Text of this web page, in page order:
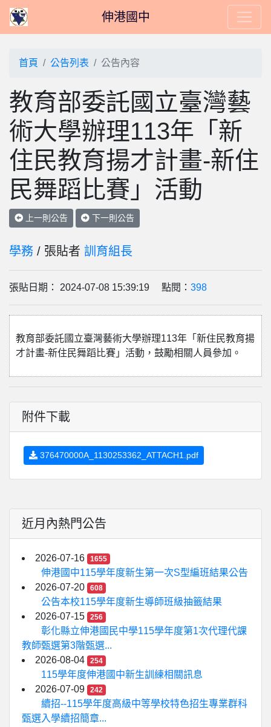
伸港國中
首頁 公告列表 公告內容
教育部委託國立臺灣藝
術大學辦理113年「新
住民教育揚才計畫-新住
民舞蹈比賽」活動
上一則公告 下一則公告
學務 / 張貼者 訓育組長
張貼日期： 2024-07-08 15:39:19 點閱： 398
教育部委託國立臺灣藝術大學辦理113年「新住民教育揚
才計畫-新住民舞蹈比賽」活動，鼓勵相關人員參加。
附件下載
376470000A_1130253362_ATTACH1.pdf
近月內熱門公告
2026-07-16 1655
伸港國中115學年度新生第一次S型編班結果公告
2026-07-20
608
公告本校115學年度新生導師班級抽籤結果
2026-07-15
256
彰化縣立伸港國民中學115學年度第1次代理代課
教師甄選第3階甄選...
2026-08-04
254
115學年度伸港國中新生訓練相關訊息
2026-07-09
242
續招--115學年度高級中等學校特色招生專業群科
甄選入學續招簡章...